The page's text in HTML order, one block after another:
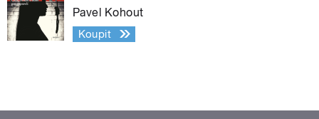
Pavel Kohout
Koupit